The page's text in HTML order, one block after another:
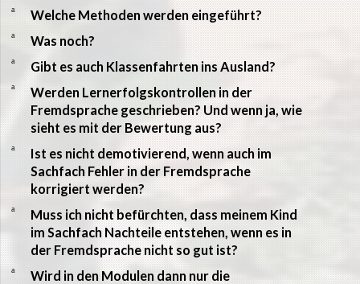
a Welche Methoden werden eingeführt?
a Was noch?
a Gibt es auch Klassenfahrten ins Ausland?
a
Werden Lernerfolgskontrollen in der
Fremdsprache geschrieben? Und wenn ja, wie
sieht es mit der Bewertung aus?
a
Ist es nicht demotivierend, wenn auch im
Sachfach Fehler in der Fremdsprache
korrigiert werden?
a
Muss ich nicht befürchten, dass meinem Kind
im Sachfach Nachteile entstehen, wenn es in
der Fremdsprache nicht so gut ist?
a
Wird in den Modulen dann nur die